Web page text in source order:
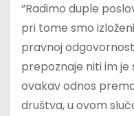
“Radimo duple
pri tome smo
pravnoj
prepoznaje niti im
ovakav odnos
društva, u ovom